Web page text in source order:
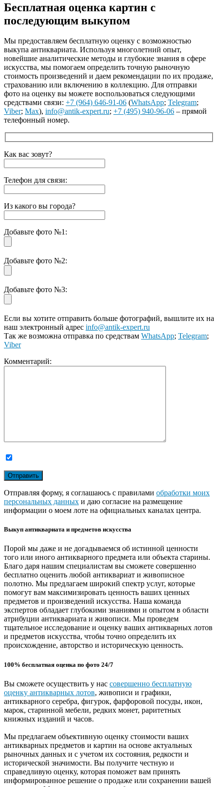
Бесплатная оценка картин с
последующим выкупом
Мы предоставляем бесплатную оценку с возможностью
выкупа антиквариата. Используя многолетний опыт,
новейшие аналитические методы и глубокие знания в сфере
искусства, мы помогаем определить точную рыночную
стоимость произведений и даем рекомендации по их продаже,
страхованию или включению в коллекцию. Для отправки
фото на оценку вы можете воспользоваться следующими
средствами связи: +7 (964) 646-91-06 (WhatsApp; Telegram;
Viber; Max), info@antik-expert.ru; +7 (495) 940-96-06 – прямой
телефонный номер.
Как вас зовут?
Телефон для связи:
Из какого вы города?
Добавьте фото №1:
Добавьте фото №2:
Добавьте фото №3:
Если вы хотите отправить больше фотографий, вышлите их на
наш электронный адрес info@antik-expert.ru
Так же возможна отправка по средствам WhatsApp; Telegram;
Viber
Комментарий:
Отправляя форму, я соглашаюсь с правилами обработки моих
персональных данных и даю согласие на размещение
информации о моем лоте на официальных каналах центра.
Выкуп антиквариата и предметов искусства
Порой мы даже и не догадываемся об истинной ценности
того или иного антикварного предмета или объекта старины.
Благо даря нашим специалистам вы сможете совершенно
бесплатно оценить любой антиквариат и живописное
полотно. Мы предлагаем широкий спектр услуг, которые
помогут вам максимизировать ценность ваших ценных
предметов и произведений искусства. Наша команда
экспертов обладает глубокими знаниями и опытом в области
атрибуции антиквариата и живописи. Мы проведем
тщательное исследование и оценку ваших антикварных лотов
и предметов искусства, чтобы точно определить их
происхождение, авторство и историческую ценность.
100% бесплатная оценка по фото 24/7
Вы сможете осуществить у нас совершенно бесплатную
оценку антикварных лотов, живописи и графики,
антикварного серебра, фигурок, фарфоровой посуды, икон,
марок, старинной мебели, редких монет, раритетных
книжных изданий и часов.
Мы предлагаем объективную оценку стоимости ваших
антикварных предметов и картин на основе актуальных
рыночных данных и с учетом их состояния, редкости и
исторической значимости. Вы получите честную и
справедливую оценку, которая поможет вам принять
информированное решение о продаже или сохранении вашей